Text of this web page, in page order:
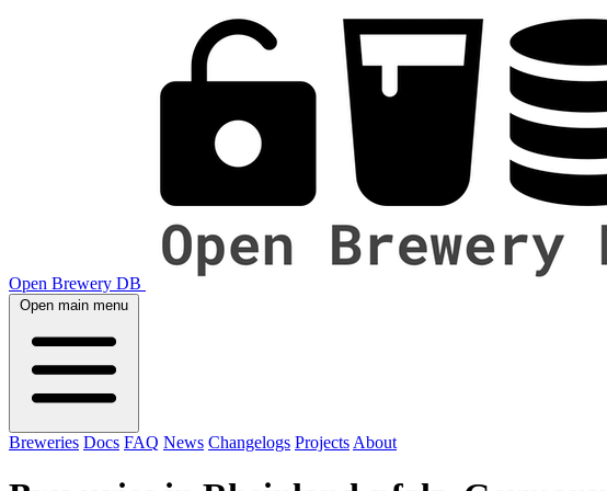
Open Brewery DB
Open main menu
Breweries Docs FAQ News Changelogs Projects About